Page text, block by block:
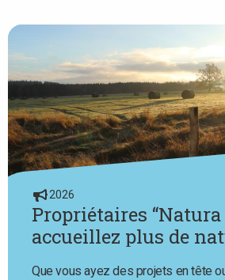
2026
Propriétaires “Natura
accueillez plus de
Que vous ayez des projets en tête